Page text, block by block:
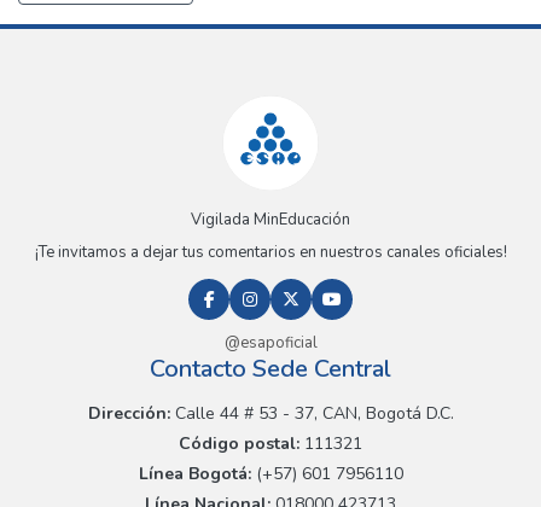
Vigilada MinEducación
¡Te invitamos a dejar tus comentarios en nuestros canales oficiales!
@esapoficial
Contacto Sede Central
Dirección:Calle 44 # 53 - 37, CAN, Bogotá D.C.
Código postal: 111321
Línea Bogotá:(+57) 601 7956110